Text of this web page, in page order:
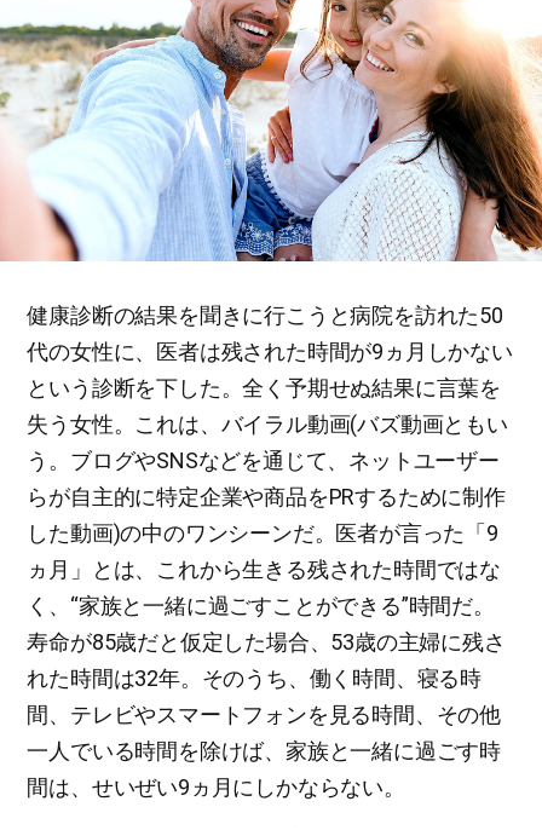
健康診断の結果を聞きに行こうと病院を訪れた50
代の女性に、医者は残された時間が9ヵ月しかない
という診断を下した。全く予期せぬ結果に言葉を
失う女性。これは、バイラル動画(バズ動画ともい
う。ブログやSNSなどを通じて、ネットユーザー
らが自主的に特定企業や商品をPRするために制作
した動画)の中のワンシーンだ。医者が言った「9
ヵ月」とは、これから生きる残された時間ではな
く、“家族と一緒に過ごすことができる”時間だ。
寿命が85歳だと仮定した場合、53歳の主婦に残さ
れた時間は32年。そのうち、働く時間、寝る時
間、テレビやスマートフォンを見る時間、その他
一人でいる時間を除けば、家族と一緒に過ごす時
間は、せいぜい9ヵ月にしかならない。